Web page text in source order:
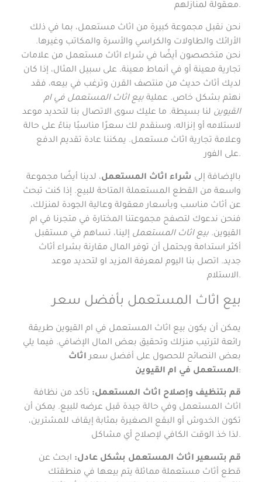
معقولة لمنازلهم.
نحن نقبل مجموعة كبيرة من اثاث مستعمل، بما في ذلك
الأرائك والطاولات والكراسي والأسرة والمكاتب وغيرها.
نحن متخصصون أيضًا في شراء اثاث مستعمل من علامات
تجارية معينة أو في أنماط معينة. على سبيل المثال، إذا كان
لديك أثاث حديث من منتصف القرن وترغب في بيعه، فقد
نهتم بشكل خاص. عملية بيع اثاث المستعمل في ام
القيوين لنا بسيطة. ما عليك سوى الاتصال بنا لتحديد موعد
لاستلامه أو إنزاله، وسنقدم لك سعرًا مناسبًا بناءً على حالة
وعلامة تجارية اثاث مستعمل. يمكننا عادة تقديم الدفع
على الفور.
بالإضافة إلى شراء اثاث المستعمل، لدينا أيضًا مجموعة
واسعة من القطع المستعملة المتاحة للبيع. إذا كنت تبحث
عن أثاث مناسب وبأسعار معقولة وعالية الجودة لمنزلك،
فنحن ندعوك لتصفح مجموعتنا المختارة في متجرنا في ام
القيوين. بيع اثاث المستعمل إلينا، تساهم في مستقبل
أكثر استدامة ويحتمل أن توفر المال مقارنة بشراء أثاث
جديد. اتصل بنا اليوم لمعرفة المزيد او لتحديد موعد
الاستلام.
بيع اثاث المستعمل بأفضل سعر
يمكن أن يكون بيع اثاث المستعمل في ام القيوين طريقة
رائعة لترتيب منزلك وتحقيق بعض المال الإضافي. فيما يلي
بعض النصائح للحصول على أفضل سعر اثاث
المستعمل في ام القيوين:
قم بتنظيف وإصلاح اثاث المستعمل: تأكد من نظافة
اثاث المستعمل وفي حالة جيدة قبل عرضه للبيع. يمكن أن
تكون الخدوش أو البقع الصغيرة بمثابة إيقاف للمشترين،
لذا خذ الوقت الكافي لإصلاح أي مشاكل.
قم بتسعير اثاث المستعمل بشكل عادل: ابحث عن
قطع أثاث مستعملة مماثلة يتم بيعها في منطقتك